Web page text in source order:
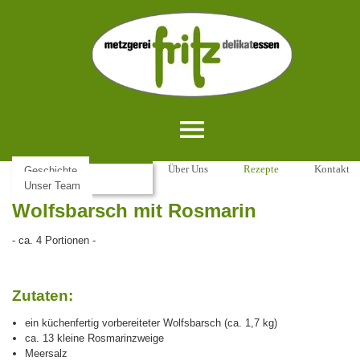
Home Über Uns
Geschichte
Unser Team
Rezepte Kontakt
Wolfsbarsch mit Rosmarin
- ca. 4 Portionen -
Zutaten:
ein küchenfertig vorbereiteter Wolfsbarsch (ca. 1,7 kg)
ca. 13 kleine Rosmarinzweige
Meersalz